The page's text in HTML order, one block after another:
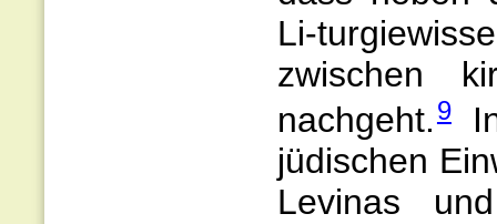
Li-
zwischen
nachgeht. 9
jüdischen
Levinas